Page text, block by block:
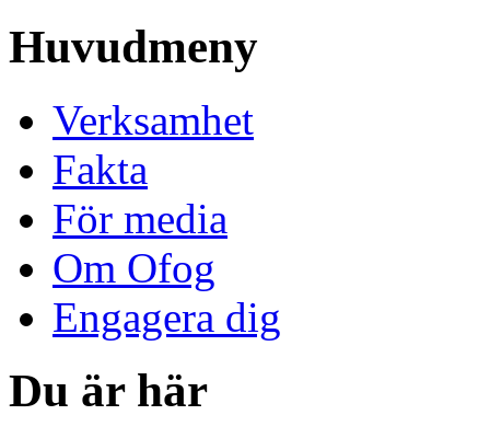
Huvudmeny
Verksamhet
Fakta
För media
Om Ofog
Engagera dig
Du är här